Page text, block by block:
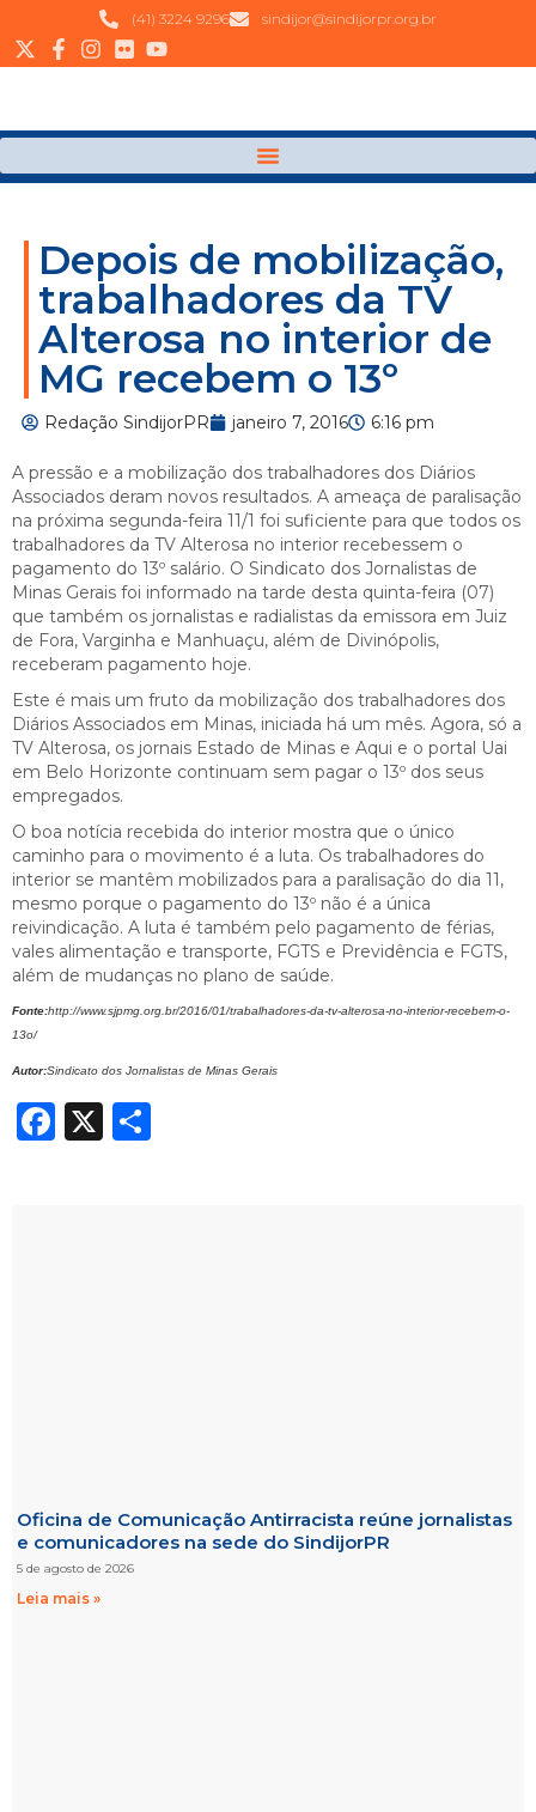
(41) 3224 9296 sindijor@sindijorpr.org.br
Depois de mobilização,
trabalhadores da TV
Alterosa no interior de
MG recebem o 13º
Redação SindijorPR janeiro 7, 2016 6:16 pm
A pressão e a mobilização dos trabalhadores dos Diários
Associados deram novos resultados. A ameaça de paralisação
na próxima segunda-feira 11/1 foi suficiente para que todos os
trabalhadores da TV Alterosa no interior recebessem o
pagamento do 13º salário. O Sindicato dos Jornalistas de
Minas Gerais foi informado na tarde desta quinta-feira (07)
que também os jornalistas e radialistas da emissora em Juiz
de Fora, Varginha e Manhuaçu, além de Divinópolis,
receberam pagamento hoje.
Este é mais um fruto da mobilização dos trabalhadores dos
Diários Associados em Minas, iniciada há um mês. Agora, só a
TV Alterosa, os jornais Estado de Minas e Aqui e o portal Uai
em Belo Horizonte continuam sem pagar o 13º dos seus
empregados.
O boa notícia recebida do interior mostra que o único
caminho para o movimento é a luta. Os trabalhadores do
interior se mantêm mobilizados para a paralisação do dia 11,
mesmo porque o pagamento do 13º não é a única
reivindicação. A luta é também pelo pagamento de férias,
vales alimentação e transporte, FGTS e Previdência e FGTS,
além de mudanças no plano de saúde.
Fonte:http://www.sjpmg.org.br/2016/01/trabalhadores-da-tv-alterosa-no-interior-recebem-o-
13o/
Autor:Sindicato dos Jornalistas de Minas Gerais
Facebook
X
Oficina de Comunicação Antirracista reúne jornalistas
e comunicadores na sede do SindijorPR
5 de agosto de 2026
Leia mais »